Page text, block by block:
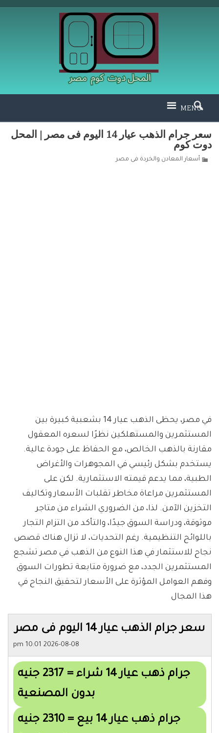
MENU
سعر جرام الذهب عيار 14 اليوم فى مصر | المحل
دوت كوم
أسعار المعادن والخردة فى مصر
في مصر، يحظى الذهب عيار 14 بشعبية كبيرة بين
المستثمرين والمستهلكين نظرًا لسعره المعقول
مقارنة بالذهب الخالص، مع الحفاظ على جودة عالية.
يستخدم بشكل رئيسي في المجوهرات والأغراض
الطبية، مما يدعم قيمته الاستثمارية. لكن على
المستثمرين مراعاة مخاطر تقلبات الأسعار وتكاليف
التخزين الآمن. لذا، من الضروري الشراء من متاجر
موثوقة، ودراسة السوق جيدًا، والتأكد من التزام التجار
باللوائح التنظيمية. رغم التحديات، لا تزال هناك قصص
نجاح للاستثمار في هذا النوع من الذهب في مصر تشجع
المستثمرين الجدد، مع ضرورة متابعة تطورات السوق
وفهم العوامل المؤثرة على الأسعار لتحقيق النجاح في
هذا المجال
سعر جرام الذهب عيار 14 اليوم فى مصر
2026-08-08 10:01 pm
جرام ذهب عيار 14 شراء = 2317 جنيه
بدون المصنعية
جرام ذهب عيار 14 بيع = 2310 جنيه